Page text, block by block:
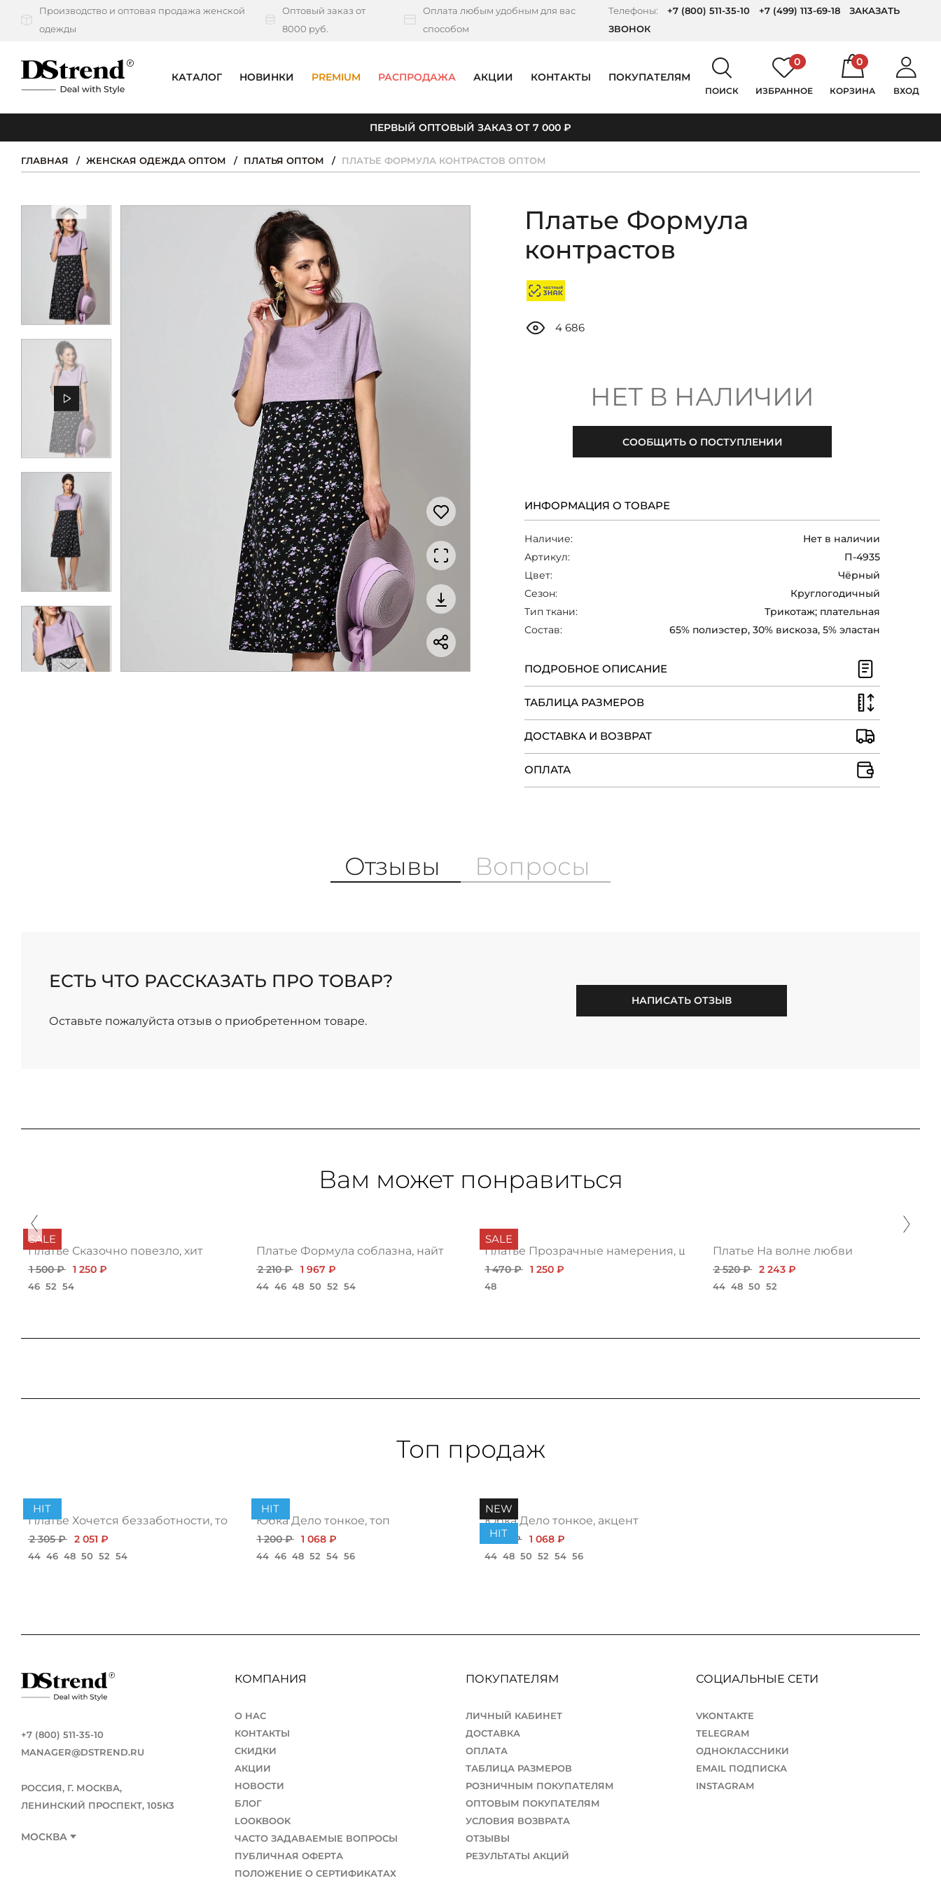
Производство и оптовая продажа женской
одежды
Оптовый заказ от
8000 руб.
Оплата любым удобным для вас
способом
Телефоны: +7 (800) 511-35-10 +7 (499) 113-69-18
ЗАКАЗАТЬ
ЗВОНОК
КАТАЛОГ НОВИНКИ PREMIUM РАСПРОДАЖА АКЦИИ КОНТАКТЫ ПОКУПАТЕЛЯМ
ПОИСК
0
ИЗБРАННОЕ
0
КОРЗИНА ВХОД
ПЕРВЫЙ ОПТОВЫЙ ЗАКАЗ ОТ 7 000 ₽
КАТАЛОГ
НОВИНКИ
PREMIUM
РАСПРОДАЖА
АКЦИИ
КОНТАКТЫ
ЖУРНАЛ
О НАС
СКИДКИ
ЧАСТО ЗАДАВАЕМЫЕ ВОПРОСЫ
ОПТОВЫМ ПОКУПАТЕЛЯМ
РОЗНИЧНЫМ ПОКУПАТЕЛЯМ
ДОСТАВКА
ОПЛАТА
ТАБЛИЦА РАЗМЕРОВ
ГЛАВНАЯ ЖЕНСКАЯ ОДЕЖДА ОПТОМ ПЛАТЬЯ ОПТОМ ПЛАТЬЕ ФОРМУЛА КОНТРАСТОВ ОПТОМ
Платье Формула
контрастов
4 686
НЕТ В НАЛИЧИИ
СООБЩИТЬ О ПОСТУПЛЕНИИ
ИНФОРМАЦИЯ О ТОВАРЕ
Наличие:
Нет в наличии
Артикул:
П-4935
Цвет:
Чёрный
Сезон:
Круглогодичный
Тип ткани:
Трикотаж; плательная
Состав:
65% полиэстер, 30% вискоза, 5% эластан
ПОДРОБНОЕ ОПИСАНИЕ
ТАБЛИЦА РАЗМЕРОВ
ДОСТАВКА И ВОЗВРАТ
ОПЛАТА
Отзывы Вопросы
ЕСТЬ ЧТО РАССКАЗАТЬ ПРО ТОВАР?
Оставьте пожалуйста отзыв о приобретенном товаре.
НАПИСАТЬ ОТЗЫВ
Вам может понравиться
SALE
Платье Сказочно повезло, хит
1 500 ₽ 1 250 ₽
46 52 54
Платье Формула соблазна, найт
2 210 ₽ 1 967 ₽
44 46 48 50 52 54
SALE
Платье Прозрачные намерения, шик
1 470 ₽ 1 250 ₽
48
Платье На волне любви
2 520 ₽ 2 243 ₽
44 48 50 52
Топ продаж
HIT
Платье Хочется беззаботности, топ
2 305 ₽ 2 051 ₽
44 46 48 50 52 54
HIT
Юбка Дело тонкое, топ
1 200 ₽ 1 068 ₽
44 46 48 52 54 56
NEW
HIT
Юбка Дело тонкое, акцент
1 200 ₽ 1 068 ₽
44 48 50 52 54 56
+7 (800) 511-35-10
MANAGER@DSTREND.RU
РОССИЯ, Г. МОСКВА,
ЛЕНИНСКИЙ ПРОСПЕКТ, 105К3
МОСКВА
КОМПАНИЯ
О НАС
КОНТАКТЫ
СКИДКИ
АКЦИИ
НОВОСТИ
БЛОГ
LOOKBOOK
ЧАСТО ЗАДАВАЕМЫЕ ВОПРОСЫ
ПУБЛИЧНАЯ ОФЕРТА
ПОЛОЖЕНИЕ О СЕРТИФИКАТАХ
ПОКУПАТЕЛЯМ
ЛИЧНЫЙ КАБИНЕТ
ДОСТАВКА
ОПЛАТА
ТАБЛИЦА РАЗМЕРОВ
РОЗНИЧНЫМ ПОКУПАТЕЛЯМ
ОПТОВЫМ ПОКУПАТЕЛЯМ
УСЛОВИЯ ВОЗВРАТА
ОТЗЫВЫ
РЕЗУЛЬТАТЫ АКЦИЙ
СОЦИАЛЬНЫЕ СЕТИ
VKONTAKTE
TELEGRAM
ОДНОКЛАССНИКИ
EMAIL ПОДПИСКА
INSTAGRAM